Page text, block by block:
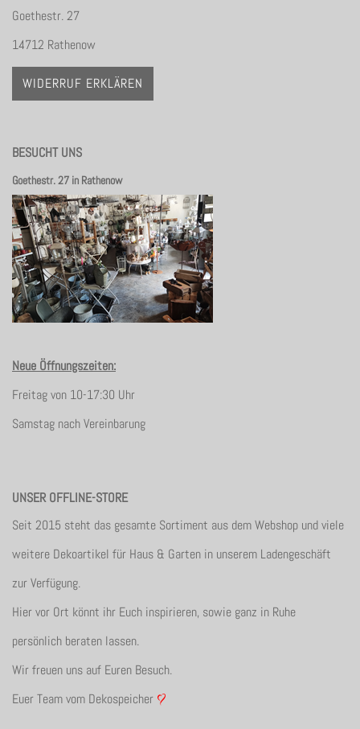
Goethestr. 27
14712 Rathenow
WIDERRUF ERKLÄREN
BESUCHT UNS
Goethestr. 27 in Rathenow
Neue Öffnungszeiten:
Freitag von 10-17:30 Uhr
Samstag nach Vereinbarung
UNSER OFFLINE-STORE
Seit 2015 steht das gesamte Sortiment aus dem Webshop und viele
weitere Dekoartikel für Haus & Garten in unserem Ladengeschäft
zur Verfügung.
Hier vor Ort könnt ihr Euch inspirieren, sowie ganz in Ruhe
persönlich beraten lassen.
Wir freuen uns auf Euren Besuch.
Euer Team vom Dekospeicher